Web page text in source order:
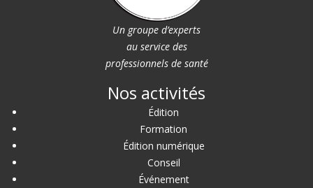
Un groupe d’experts
au service des
professionnels de santé
Nos activités
Édition
Formation
Édition numérique
Conseil
Événement